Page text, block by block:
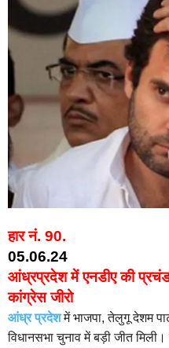
हार नं. 90.
05.06.24
आंध्रप्रदेश में एनडीए की प्रचंड
कांग्रेस जीरो
आंध्र प्रदेश में भाजपा, तेलुगू देशम
विधानसभा चुनाव में बड़ी जीत